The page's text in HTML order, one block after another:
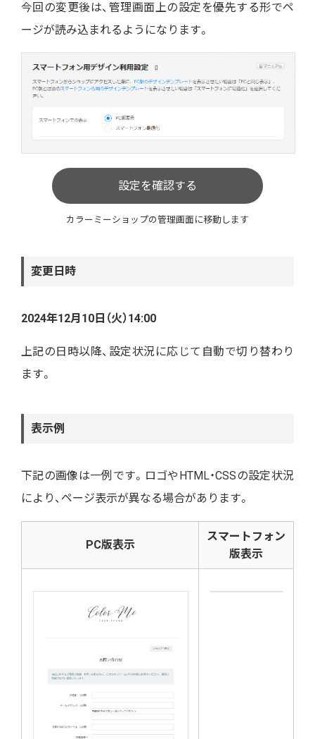
今回の変更後は、管理画面上の設定を優先する形でペ
ージが読み込まれるようになります。
設定を確認する
カラーミーショップの管理画面に移動します
変更日時
2024年12月10日（火）14:00
上記の日時以降、設定状況に応じて自動で切り替わり
ます。
表示例
下記の画像は一例です。ロゴやHTML・CSSの設定状況
により、ページ表示が異なる場合があります。
PC版表示
スマートフォン
版表示